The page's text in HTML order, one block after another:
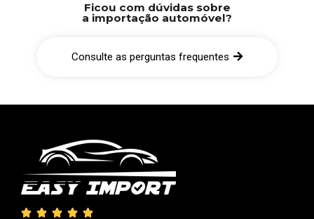
Ficou com dúvidas sobre
a importação automóvel?
Consulte as perguntas frequentes
    